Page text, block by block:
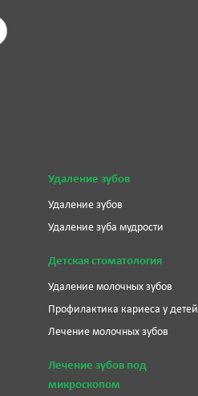
Удаление зубов
Удаление зубов
Удаление зуба мудрости
Детская стоматология
Удаление молочных зубов
Профилактика кариеса у детей
Лечение молочных зубов
Лечение зубов под
микроскопом